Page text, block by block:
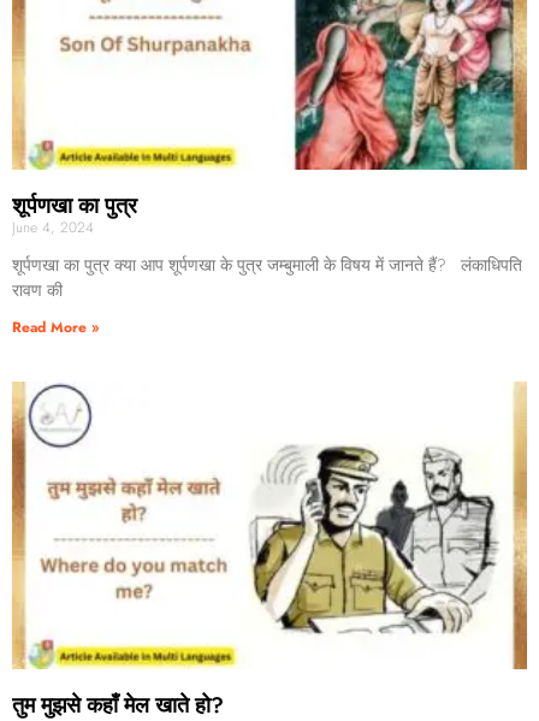
शूर्पणखा का पुत्र
June 4, 2024
शूर्पणखा का पुत्र क्या आप शूर्पणखा के पुत्र जम्बुमाली के विषय में जानते हैं? लंकाधिपति
रावण की
Read More »
तुम मुझसे कहाँ मेल खाते हो?